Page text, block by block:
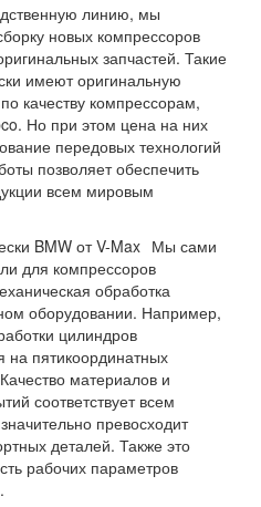
линию, мы
новых компрессоров
запчастей. Такие
имеют оригинальную
качеству компрессорам,
Но при этом цена на них
передовых технологий
позволяет обеспечить
всем мировым
Мы сами
для компрессоров
обработка
оборудовании. Например,
цилиндров
на пятикоординатных
материалов и
соответствует всем
превосходит
деталей. Также это
рабочих параметров